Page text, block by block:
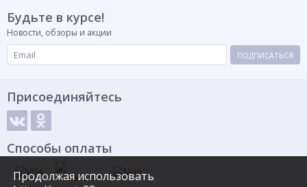
Продолжая использовать
Будьте в курсе!
Новости, обзоры и акции
ПОДПИСАТЬСЯ
Присоединяйтесь
Способы оплаты